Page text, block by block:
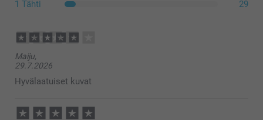
1 Tähti
29
Maiju,
29.7.2026
Hyvälaatuiset kuvat